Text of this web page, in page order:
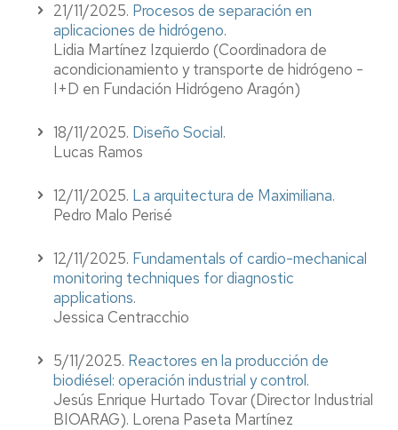
21/11/2025. Procesos de separación en
aplicaciones de hidrógeno.
Lidia Martínez Izquierdo (Coordinadora de
acondicionamiento y transporte de hidrógeno -
I+D en Fundación Hidrógeno Aragón)
18/11/2025. Diseño Social.
Lucas Ramos
12/11/2025. La arquitectura de Maximiliana.
Pedro Malo Perisé
12/11/2025. Fundamentals of cardio-mechanical
monitoring techniques for diagnostic
applications.
Jessica Centracchio
5/11/2025. Reactores en la producción de
biodiésel: operación industrial y control.
Jesús Enrique Hurtado Tovar (Director Industrial
BIOARAG). Lorena Paseta Martínez